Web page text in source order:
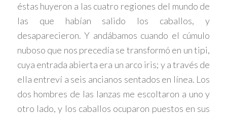
éstas huyeron a las cuatro regiones del mundo de
las que habían salido los caballos, y
desaparecieron. Y andábamos cuando el cúmulo
nuboso que nos precedía se transformó en un tipi,
cuya entrada abierta era un arco iris; y a través de
ella entreví a seis ancianos sentados en línea. Los
dos hombres de las lanzas me escoltaron a uno y
otro lado, y los caballos ocuparon puestos en sus